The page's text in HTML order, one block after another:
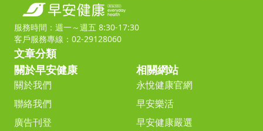
服務時間：週一～週五 8:30-17:30
客戶服務專線：02-29128060
文章分類
關於早安健康
關於我們
聯絡我們
廣告刊登
相關網站
永悅健康官網
早安樂活
早安健康嚴選